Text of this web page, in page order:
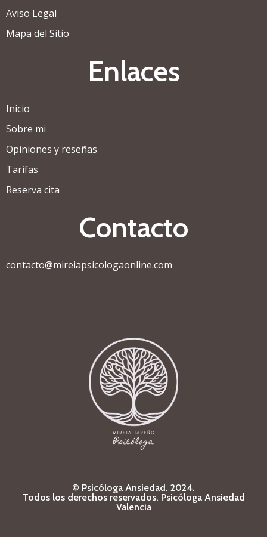
Aviso Legal
Mapa del Sitio
Enlaces
Inicio
Sobre mi
Opiniones y reseñas
Tarifas
Reserva cita
Contacto
contacto@mireiapsicologaonline.com
© Psicóloga Ansiedad. 2024.
Todos los derechos reservados. Psicóloga Ansiedad
Valencia